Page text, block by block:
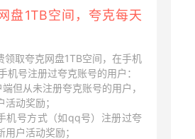
盘1TB空间，夸克每天
领取夸克网盘1TB空间，在手机
机号注册过夸克账号的用户：
但从未注册夸克账号的用户，
动奖励；
机号方式（如qq号）注册过夸
户活动奖励；